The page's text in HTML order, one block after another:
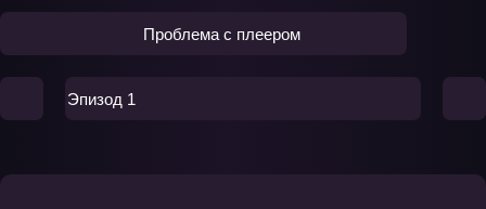
Проблема с плеером
Эпизод 1